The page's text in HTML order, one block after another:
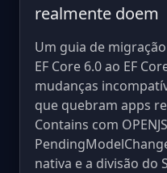
realmente doem
Um guia de
EF Core 6.0 ao EF
mudanças
que quebram apps
Contains com
nativa e a divisão do